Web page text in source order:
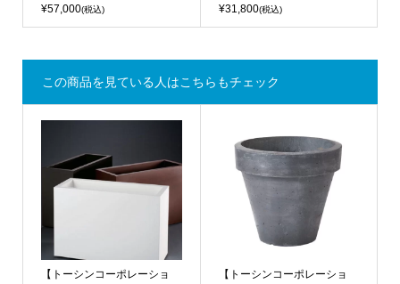
¥57,000(税込)
¥31,800(税込)
この商品を見ている人はこちらもチェック
【トーシンコーポレーショ
【トーシンコーポレーショ